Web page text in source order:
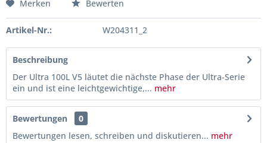
Merken Bewerten
Artikel-Nr.: W204311_2
Beschreibung
Der Ultra 100L V5 läutet die nächste Phase der Ultra-Serie
ein und ist eine leichtgewichtige,... mehr
Bewertungen
0
Bewertungen lesen, schreiben und diskutieren... mehr